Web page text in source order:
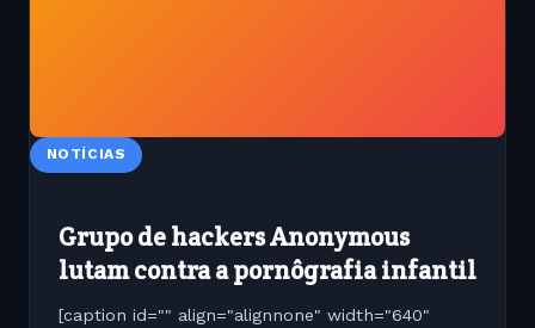
NOTÍCIAS
Grupo de hackers Anonymous
lutam contra a pornôgrafia infantil
[caption id="" align="alignnone" width="640"